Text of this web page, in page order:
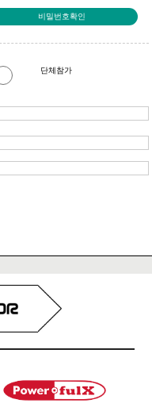
비밀번호확인
단체참가